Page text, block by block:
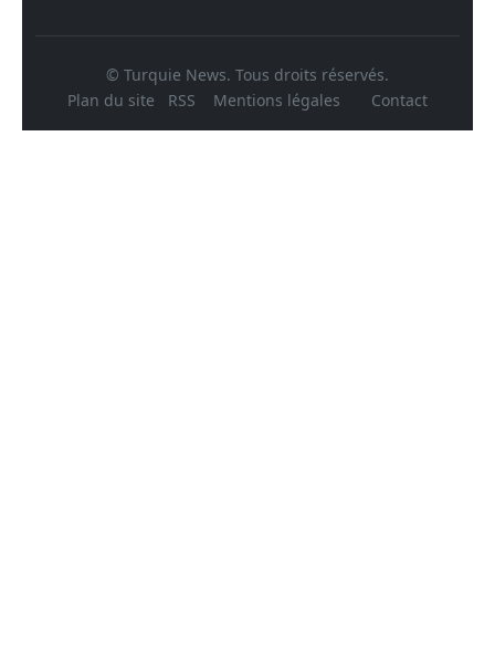
© Turquie News. Tous droits réservés.
Plan du site
RSS Mentions légales Contact